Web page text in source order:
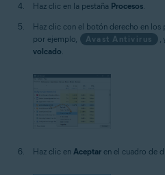
Haz clic en la pestaña Procesos.
Haz clic con el botón derecho en los
por ejemplo,
Avast Antivirus ,
volcado.
Haz clic en Aceptar en el cuadro de